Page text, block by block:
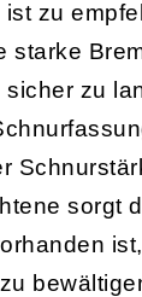
zu
starke
zu
sorgt